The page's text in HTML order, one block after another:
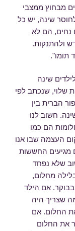
מבחוץ ממצבי
שינה, יש כל
נחים, הם לא
ולהתנקות.
תומו".
שינה
שלוי, שנכתב לפי
הברית בין
חשוב לנו
הם כמו
העצמה שבו אנו
מגיעים החששות
שלא נפחד
מחלום,
אם הילד
שצריך היה
החלום. אם
את החלום